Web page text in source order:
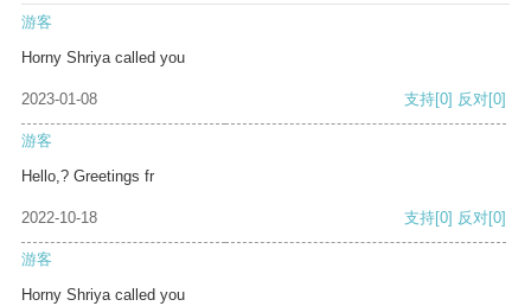
游客
Horny Shriya called you
2023-01-08 支持[0] 反对[0]
游客
Hello,? Greetings fr
2022-10-18 支持[0] 反对[0]
游客
Horny Shriya called you